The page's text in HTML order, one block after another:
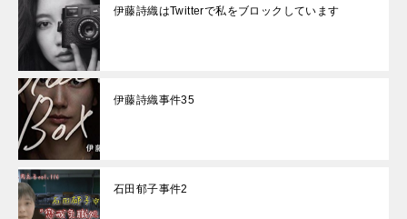
伊藤詩織はTwitterで私をブロックしています
伊藤詩織事件35
石田郁子事件2